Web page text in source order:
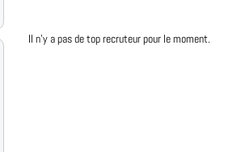
Il n'y a pas de top recruteur pour le moment.